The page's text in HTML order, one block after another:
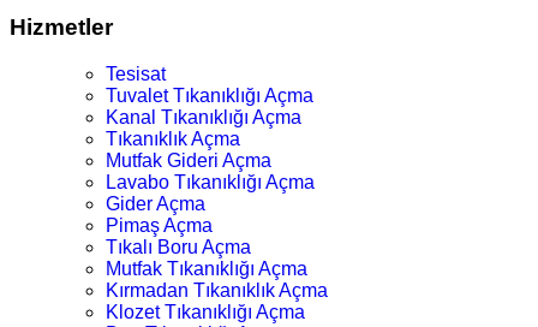
Hizmetler
Tesisat
Tuvalet Tıkanıklığı Açma
Kanal Tıkanıklığı Açma
Tıkanıklık Açma
Mutfak Gideri Açma
Lavabo Tıkanıklığı Açma
Gider Açma
Pimaş Açma
Tıkalı Boru Açma
Mutfak Tıkanıklığı Açma
Kırmadan Tıkanıklık Açma
Klozet Tıkanıklığı Açma